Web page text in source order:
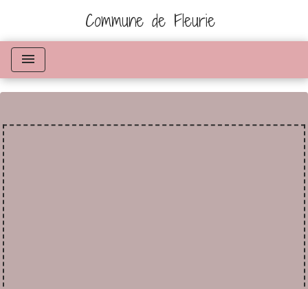
Commune de Fleurie
menu